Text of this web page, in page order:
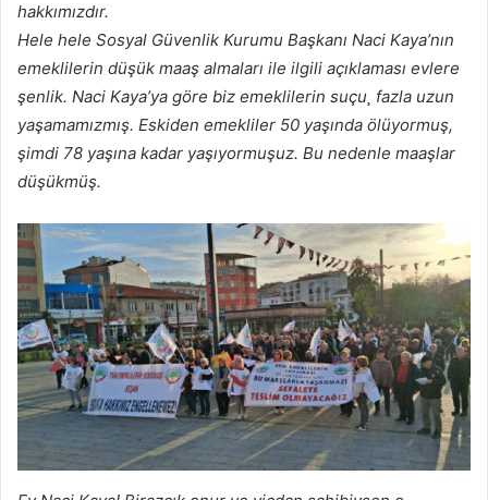
hakkımızdır.
Hele hele Sosyal Güvenlik Kurumu Başkanı Naci Kaya’nın
emeklilerin düşük maaş almaları ile ilgili açıklaması evlere
şenlik. Naci Kaya’ya göre biz emeklilerin suçu¸ fazla uzun
yaşamamızmış. Eskiden emekliler 50 yaşında ölüyormuş,
şimdi 78 yaşına kadar yaşıyormuşuz. Bu nedenle maaşlar
düşükmüş.